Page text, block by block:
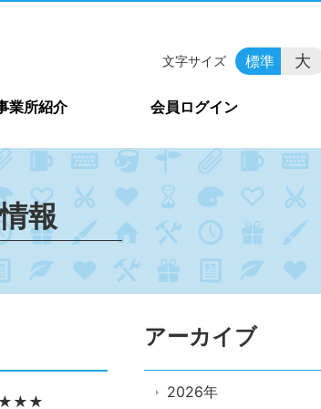
業所紹介 会員ログイン
文字サイズ 標準 大
報
アーカイブ
2026年